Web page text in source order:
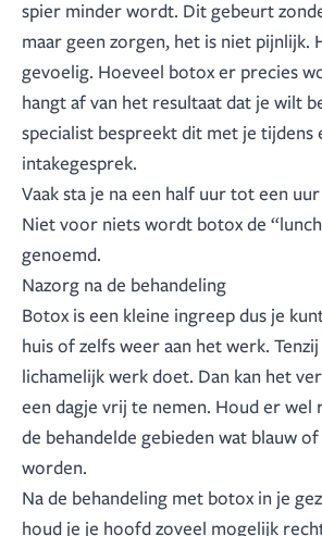
spier minder wordt. Dit gebeurt
maar geen zorgen, het is niet pijnlijk.
gevoelig. Hoeveel botox er precies
hangt af van het resultaat dat je wilt
specialist bespreekt dit met je tijdens
intakegesprek.
Vaak sta je na een half uur tot een
Niet voor niets wordt botox de
genoemd.
Nazorg na de behandeling
Botox is een kleine ingreep dus je
huis of zelfs weer aan het werk.
lichamelijk werk doet. Dan kan het
een dagje vrij te nemen. Houd er wel
de behandelde gebieden wat blauw
worden.
Na de behandeling met botox in je
houd je je hoofd zoveel mogelijk